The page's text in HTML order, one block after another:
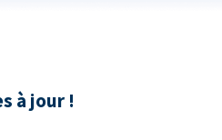
à jour !